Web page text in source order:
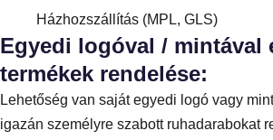
Házhozszállítás (MPL, GLS)
Egyedi logóval / mintával
termékek rendelése:
Lehetőség van saját egyedi logó vagy
igazán személyre szabott ruhadarabokat